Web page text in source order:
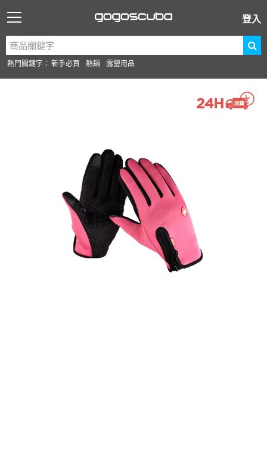
登入
熱門關鍵字： 新手必買 熱銷 露營用品